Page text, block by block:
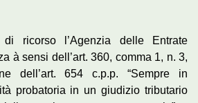
ricorso l’Agenzia delle Entrate
à sensi dell’art. 360, comma 1, n. 3,
dell’art. 654 c.p.p. “Sempre in
probatoria in un giudizio tributario